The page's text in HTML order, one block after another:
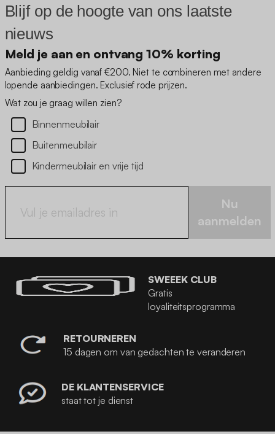
Blijf op de hoogte van ons laatste
nieuws
Meld je aan en ontvang 10% korting
Aanbieding geldig vanaf €200. Niet te combineren met andere
lopende aanbiedingen. Exclusief rode prijzen.
Wat zou je graag willen zien?
Binnenmeubilair
Buitenmeubilair
Kindermeubilair en vrije tijd
Nu
aanmelden
SWEEEK CLUB
Gratis
loyaliteitsprogramma
RETOURNEREN
15 dagen om van gedachten te veranderen
DE KLANTENSERVICE
staat tot je dienst